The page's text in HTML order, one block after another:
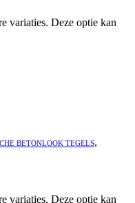
variaties. Deze optie kan
BETONLOOK TEGELS,
variaties. Deze optie kan